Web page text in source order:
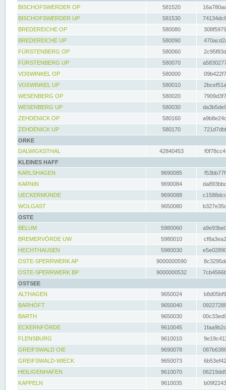
BISCHOFSWERDER OP
581520
BISCHOFSWERDER UP
581530
BREDEREICHE OP
580080
BREDEREICHE UP
580090
FÜRSTENBERG OP
580060
FÜRSTENBERG UP
580070
VOßWINKEL OP
580000
VOßWINKEL UP
580010
WESENBERG OP
580020
WESENBERG UP
580030
ZEHDENICK OP
580160
ZEHDENICK UP
580170
ORKE
DALWIGKSTHAL
42840453
KLEINES HAFF
KARLSHAGEN
9690085
KARNIN
9690084
UECKERMÜNDE
9690088
WOLGAST
9650080
OSTE
BELUM
5980060
BREMERVÖRDE UW
5980010
HECHTHAUSEN
5980030
OSTE-SPERRWERK AP
9000000590
OSTE-SPERRWERK BP
9000000532
OSTSEE
ALTHAGEN
9650024
BARHÖFT
9650040
BARTH
9650030
ECKERNFÖRDE
9610045
FLENSBURG
9610010
GREIFSWALD OIE
9690078
GREIFSWALD-WIECK
9650073
HEILIGENHAFEN
9610070
KAPPELN
9610035